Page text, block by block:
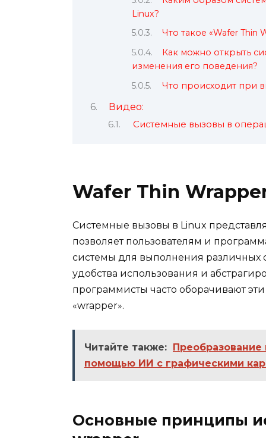
Linux?
Что такое «Wafer Thin
Как можно открыть
изменения его поведения?
Что происходит при
Видео:
Системные вызовы в
Wafer Thin
Системные вызовы в Linux
позволяет пользователям и
системы для выполнения
удобства использования и
программисты часто оборачивают
«wrapper».
Читайте также: Преобразование
помощью ИИ с графическими
Основные принципы